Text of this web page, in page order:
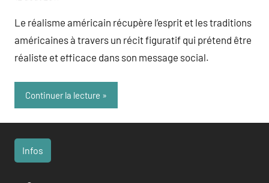
Le réalisme américain récupère l’esprit et les traditions
américaines à travers un récit figuratif qui prétend être
réaliste et efficace dans son message social.
Continuer la lecture
Infos